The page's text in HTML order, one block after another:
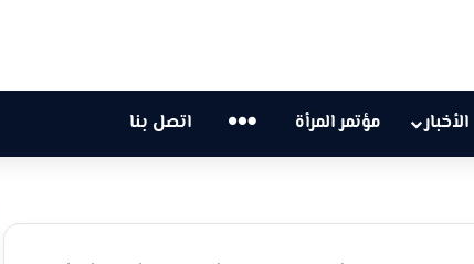
الأخبار مؤتمر المرأة … اتصل بنا